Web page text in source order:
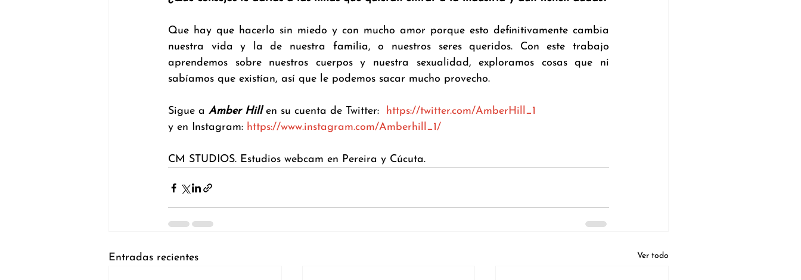
Que hay que hacerlo sin miedo y con mucho amor porque esto definitivamente cambia
nuestra vida y la de nuestra familia, o nuestros seres queridos. Con este trabajo
aprendemos sobre nuestros cuerpos y nuestra sexualidad, exploramos cosas que ni
sabíamos que existían, así que le podemos sacar mucho provecho.
Sigue a Amber Hill en su cuenta de Twitter: https://twitter.com/AmberHill_1
y en Instagram: https://www.instagram.com/Amberhill_1/
CM STUDIOS. Estudios webcam en Pereira y Cúcuta.
Entradas recientes Ver todo